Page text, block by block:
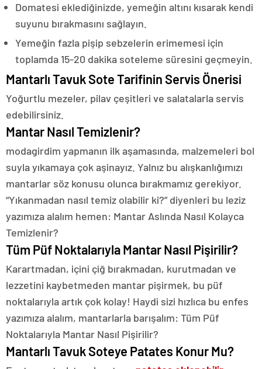
Domatesi eklediğinizde, yemeğin altını kısarak kendi
suyunu bırakmasını sağlayın.
Yemeğin fazla pişip sebzelerin erimemesi için
toplamda 15-20 dakika soteleme süresini geçmeyin.
Mantarlı Tavuk Sote Tarifinin Servis Önerisi
Yoğurtlu mezeler, pilav çeşitleri ve salatalarla servis
edebilirsiniz.
Mantar Nasıl Temizlenir?
modagirdim yapmanın ilk aşamasında, malzemeleri bol
suyla yıkamaya çok aşinayız. Yalnız bu alışkanlığımızı
mantarlar söz konusu olunca bırakmamız gerekiyor.
“Yıkanmadan nasıl temiz olabilir ki?” diyenleri bu leziz
yazımıza alalım hemen: Mantar Aslında Nasıl Kolayca
Temizlenir?
Tüm Püf Noktalarıyla Mantar Nasıl Pişirilir?
Karartmadan, içini çiğ bırakmadan, kurutmadan ve
lezzetini kaybetmeden mantar pişirmek, bu püf
noktalarıyla artık çok kolay! Haydi sizi hızlıca bu enfes
yazımıza alalım, mantarlarla barışalım: Tüm Püf
Noktalarıyla Mantar Nasıl Pişirilir?
Mantarlı Tavuk Soteye Patates Konur Mu?